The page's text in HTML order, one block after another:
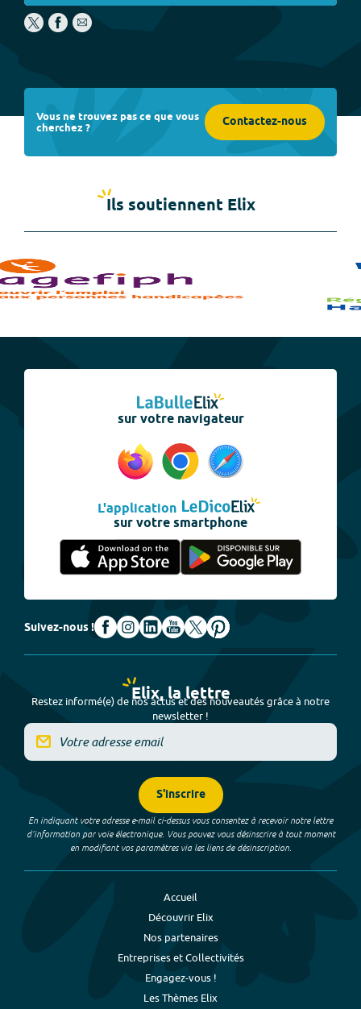
Vous ne trouvez pas ce que vous
cherchez ? Contactez-nous
Ils soutiennent Elix
sur votre navigateur
L'application
sur votre smartphone
Suivez-nous !
Elix, la lettre
Restez informé(e) de nos actus et des nouveautés grâce à notre
newsletter !
S'inscrire
En indiquant votre adresse e-mail ci-dessus vous consentez à recevoir notre lettre
d’information par voie électronique. Vous pouvez vous désinscrire à tout moment
en modifiant vos paramètres via les liens de désinscription.
Accueil
Découvrir Elix
Nos partenaires
Entreprises et Collectivités
Engagez-vous !
Les Thèmes Elix